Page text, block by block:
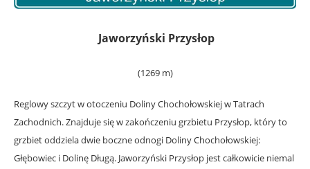
Jaworzyński Przysłop
(1269 m)
Reglowy szczyt w otoczeniu Doliny Chochołowskiej w Tatrach
Zachodnich. Znajduje się w zakończeniu grzbietu Przysłop, który to
grzbiet oddziela dwie boczne odnogi Doliny Chochołowskiej:
Głębowiec i Dolinę Długą. Jaworzyński Przysłop jest całkowicie niemal